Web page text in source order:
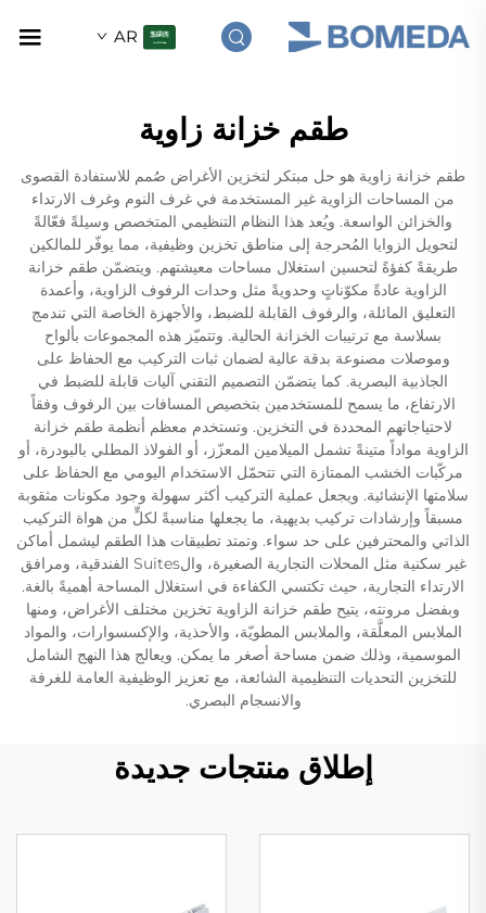
AR
طقم خزانة زاوية
طقم خزانة زاوية هو حل مبتكر لتخزين الأغراض صُمم للاستفادة القصوى
من المساحات الزاوية غير المستخدمة في غرف النوم وغرف الارتداء
والخزائن الواسعة. ويُعد هذا النظام التنظيمي المتخصص وسيلةً فعّالةً
لتحويل الزوايا المُحرجة إلى مناطق تخزين وظيفية، مما يوفّر للمالكين
طريقةً كفؤةً لتحسين استغلال مساحات معيشتهم. ويتضمّن طقم خزانة
الزاوية عادةً مكوّناتٍ وحدويةً مثل وحدات الرفوف الزاوية، وأعمدة
التعليق المائلة، والرفوف القابلة للضبط، والأجهزة الخاصة التي تندمج
بسلاسة مع ترتيبات الخزانة الحالية. وتتميّز هذه المجموعات بألواح
وموصلات مصنوعة بدقة عالية لضمان ثبات التركيب مع الحفاظ على
الجاذبية البصرية. كما يتضمّن التصميم التقني آليات قابلة للضبط في
الارتفاع، ما يسمح للمستخدمين بتخصيص المسافات بين الرفوف وفقاً
لاحتياجاتهم المحددة في التخزين. وتستخدم معظم أنظمة طقم خزانة
الزاوية مواداً متينةً تشمل الميلامين المعزّز، أو الفولاذ المطلي بالبودرة، أو
مركّبات الخشب الممتازة التي تتحمّل الاستخدام اليومي مع الحفاظ على
سلامتها الإنشائية. ويجعل عملية التركيب أكثر سهولة وجود مكونات مثقوبة
مسبقاً وإرشادات تركيب بديهية، ما يجعلها مناسبةً لكلٍّ من هواة التركيب
الذاتي والمحترفين على حد سواء. وتمتد تطبيقات هذا الطقم ليشمل أماكن
غير سكنية مثل المحلات التجارية الصغيرة، والSuites الفندقية، ومرافق
الارتداء التجارية، حيث تكتسي الكفاءة في استغلال المساحة أهميةً بالغة.
وبفضل مرونته، يتيح طقم خزانة الزاوية تخزين مختلف الأغراض، ومنها
الملابس المعلَّقة، والملابس المطويّة، والأحذية، والإكسسوارات، والمواد
الموسمية، وذلك ضمن مساحة أصغر ما يمكن. ويعالج هذا النهج الشامل
للتخزين التحديات التنظيمية الشائعة، مع تعزيز الوظيفية العامة للغرفة
والانسجام البصري.
إطلاق منتجات جديدة